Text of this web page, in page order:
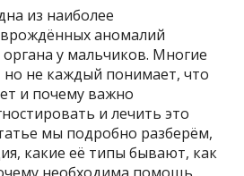
из наиболее
аномалий
у мальчиков. Многие
но не каждый понимает, что
и почему важно
и лечить это
мы подробно разберём,
какие её типы бывают, как